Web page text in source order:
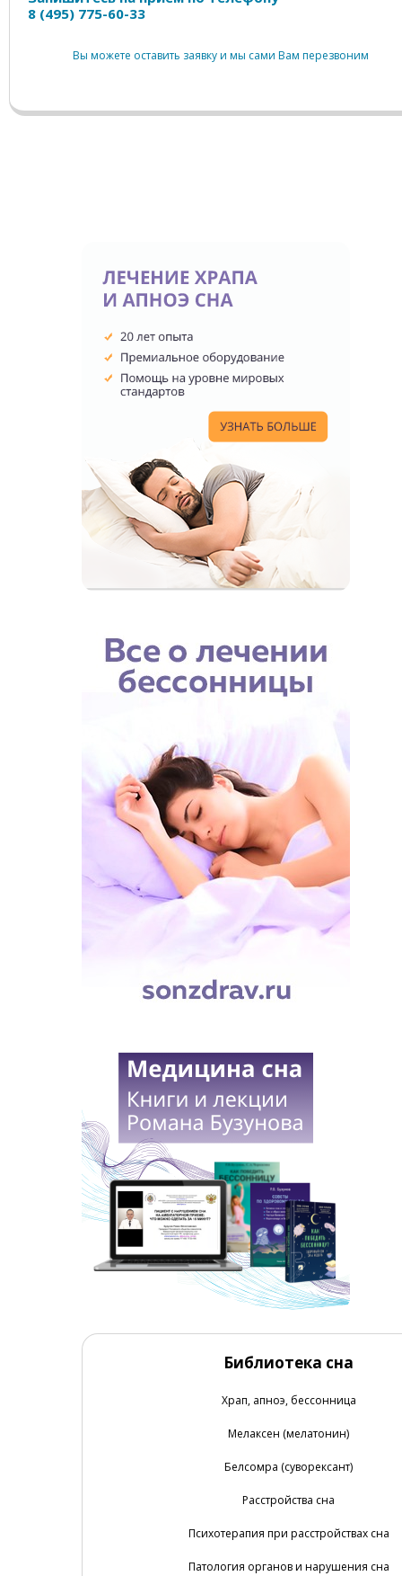
8 (495) 775-60-33
Вы можете оставить заявку и мы сами Вам перезвоним
Библиотека сна
Храп, апноэ, бессонница
Мелаксен (мелатонин)
Белсомра (суворексант)
Расстройства сна
Психотерапия при расстройствах сна
Патология органов и нарушения сна